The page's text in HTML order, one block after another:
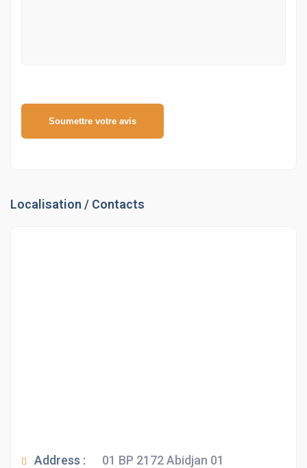
Soumettre votre avis
Localisation / Contacts
Address : 01 BP 2172 Abidjan 01